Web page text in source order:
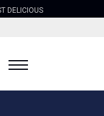
DELICIOUS